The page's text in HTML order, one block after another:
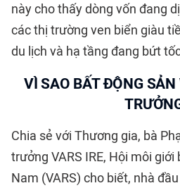
này cho thấy dòng vốn đang
các thị trường ven biển giàu
du lịch và hạ tầng đang bứt
VÌ SAO BẤT ĐỘNG SẢN
Chia sẻ với Thương gia, bà
trưởng VARS IRE, Hội môi
Nam (VARS) cho biết, nhà